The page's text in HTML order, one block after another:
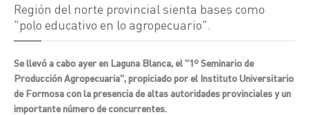
Región del norte provincial sienta bases como
"polo educativo en lo agropecuario".
Se llevó a cabo ayer en Laguna Blanca, el "1º Seminario de
Producción Agropecuaria", propiciado por el Instituto Universitario
de Formosa con la presencia de altas autoridades provinciales y un
importante número de concurrentes.